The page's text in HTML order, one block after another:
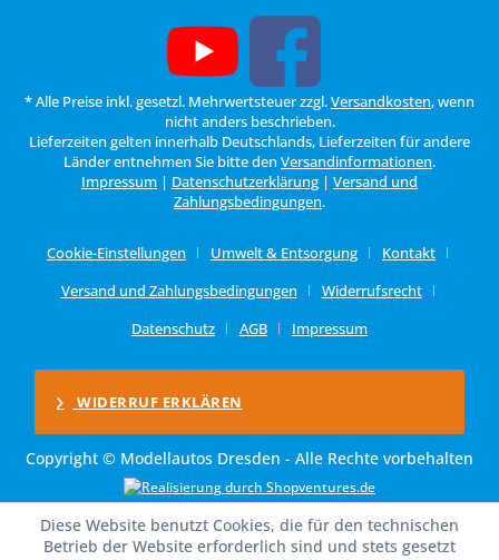
* Alle Preise inkl. gesetzl. Mehrwertsteuer zzgl.Versandkosten, wenn
nicht anders beschrieben.
Lieferzeiten gelten innerhalb Deutschlands, Lieferzeiten für andere
Länder entnehmen Sie bitte den Versandinformationen.
Impressum | Datenschutzerklärung | Versand und
Zahlungsbedingungen.
Cookie-Einstellungen Umwelt & Entsorgung
Kontakt
Versand und Zahlungsbedingungen
Widerrufsrecht
Datenschutz
AGB Impressum
WIDERRUF ERKLÄREN
Copyright © Modellautos Dresden - Alle Rechte vorbehalten
Diese Website benutzt Cookies, die für den technischen
Betrieb der Website erforderlich sind und stets gesetzt